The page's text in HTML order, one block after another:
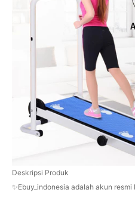
Deskripsi Produk
✨Ebuy_indonesia adalah akun